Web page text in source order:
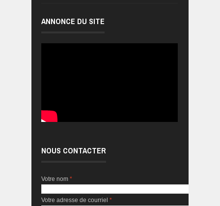
ANNONCE DU SITE
NOUS CONTACTER
Votre nom *
Votre adresse de courriel *